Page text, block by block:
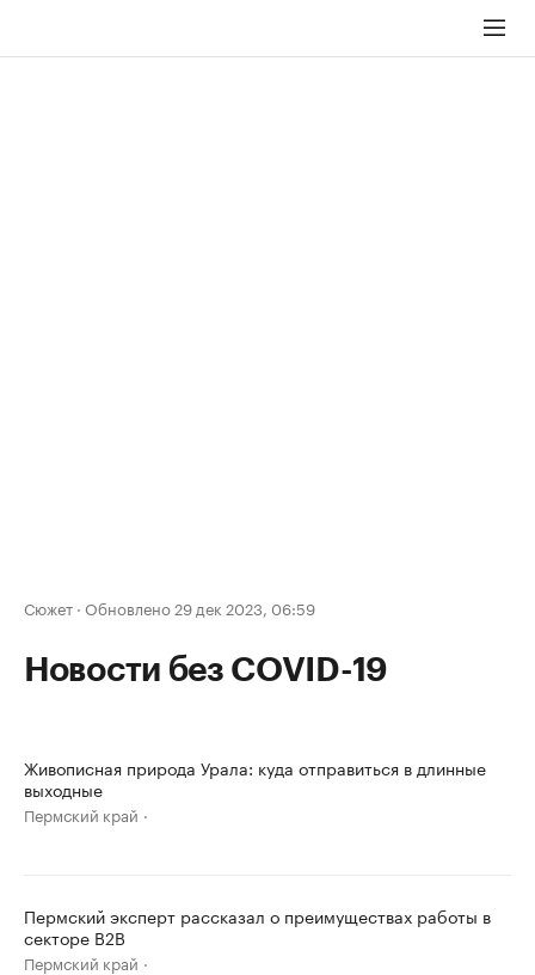
Сюжет · Обновлено 29 дек 2023, 06:59
Новости без COVID-19
Живописная природа Урала: куда отправиться в длинные
выходные
Пермский край
Пермский эксперт рассказал о преимуществах работы в
секторе B2B
Пермский край